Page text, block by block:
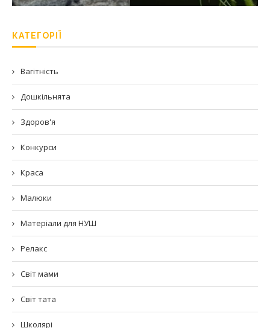
КАТЕГОРІЇ
Вагітність
Дошкільнята
Здоров'я
Конкурси
Краса
Малюки
Матеріали для НУШ
Релакс
Світ мами
Світ тата
Школярі